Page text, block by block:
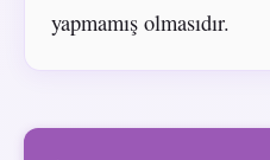
yapmamış olmasıdır.